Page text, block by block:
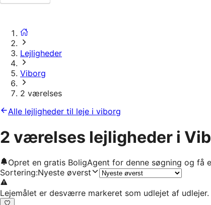
Lejligheder
Viborg
2 værelses
Alle lejligheder til leje i viborg
2 værelses lejligheder i
Opret en gratis BoligAgent for denne søgning og få
Sortering:Nyeste øverst
Lejemålet er desværre markeret som udlejet af